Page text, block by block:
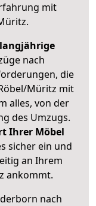
mit
.
langjährige
nach
die
Müritz mit
alles, von der
des Umzugs.
Ihrer Möbel
sicher ein und
an Ihrem
ankommt.
nach